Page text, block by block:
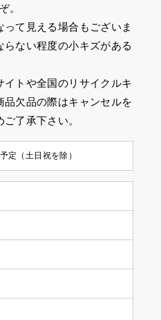
。
て見える場合もございま
ない程度の小キズがある
トや全国のリサイクルキ
欠品の際はキャンセルを
了承下さい。
定（土日祝を除）